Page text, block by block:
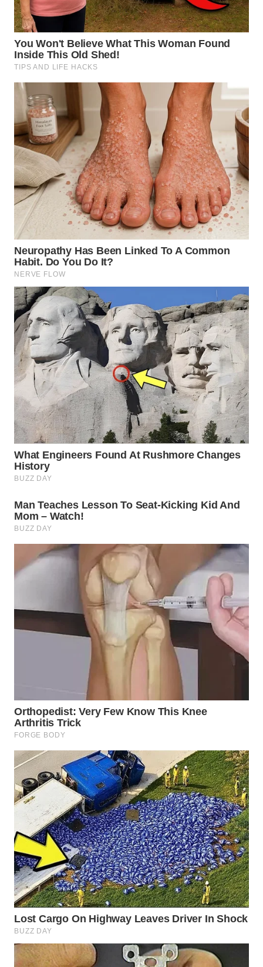
TAPANULI
SELATAN
WN
TANJUNG
WN
KARO
WN
SIMALUNGUN
WN
LABUHANBATU
TAPANULI
TENGAH
WN DELI
SERDANG
WN
TEBING
TINGGI
WN
PAKPAK
WN
WN
WN
WN
WN
TAPANULI
UTARA
WN
PADANG
LAWAS
WN
SUMEDANG
WN
CIANJUR
KEPULAUAN
SERIBU
WN
TANGERANG
WN
BINJAI